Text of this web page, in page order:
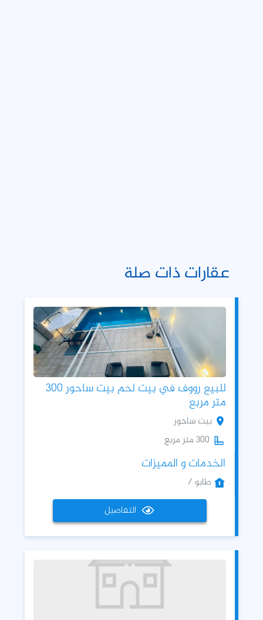
عقارات ذات صلة
للبيع رووف في بيت لحم بيت ساحور 300
متر مربع
بيت ساحور
300 متر مربع
الخدمات و المميزات
طابو /
التفاصيل